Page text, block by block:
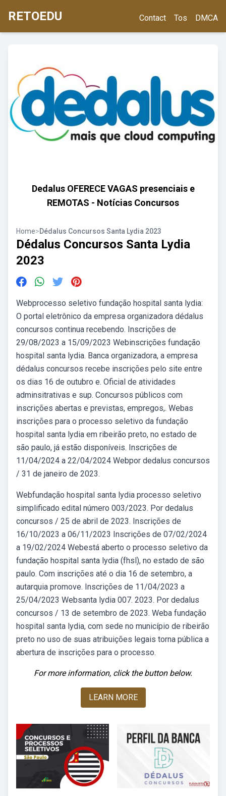
RETOEDU Contact Tos DMCA
Dedalus OFERECE VAGAS presenciais e
REMOTAS - Notícias Concursos
Home>Dédalus Concursos Santa Lydia 2023
Dédalus Concursos Santa Lydia
2023
Webprocesso seletivo fundação hospital santa lydia:
O portal eletrônico da empresa organizadora dédalus
concursos continua recebendo. Inscrições de
29/08/2023 a 15/09/2023 Webinscrições fundação
hospital santa lydia. Banca organizadora, a empresa
dédalus concursos recebe inscrições pelo site entre
os dias 16 de outubro e. Oficial de atividades
adminsitrativas e sup. Concursos públicos com
inscrições abertas e previstas, empregos,. Webas
inscrições para o processo seletivo da fundação
hospital santa lydia em ribeirão preto, no estado de
são paulo, já estão disponíveis. Inscrições de
11/04/2024 a 22/04/2024 Webpor dedalus concursos
/ 31 de janeiro de 2023.
Webfundação hospital santa lydia processo seletivo
simplificado edital número 003/2023. Por dedalus
concursos / 25 de abril de 2023. Inscrições de
16/10/2023 a 06/11/2023 Inscrições de 07/02/2024
a 19/02/2024 Webestá aberto o processo seletivo da
fundação hospital santa lydia (fhsl), no estado de são
paulo. Com inscrições até o dia 16 de setembro, a
autarquia promove. Inscrições de 11/04/2023 a
25/04/2023 Websanta lydia 007. 2023. Por dedalus
concursos / 13 de setembro de 2023. Weba fundação
hospital santa lydia, com sede no município de ribeirão
preto no uso de suas atribuições legais torna pública a
abertura de inscrições para o processo.
For more information, click the button below.
LEARN MORE